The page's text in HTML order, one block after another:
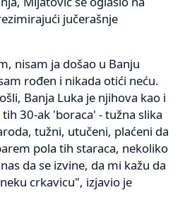
jučerašnje
nisam ja došao u Banju
rođen i nikada otići neću.
Banja Luka je njihova kao i
30-ak 'boraca' - tužna slika
tužni, utučeni, plaćeni da
pola tih staraca, nekoliko
da se izvine, da mi kažu da
crkavicu", izjavio je